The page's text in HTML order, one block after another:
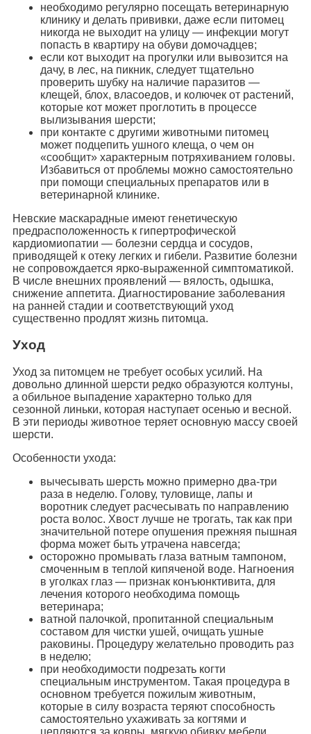
необходимо регулярно посещать ветеринарную
клинику и делать прививки, даже если питомец
никогда не выходит на улицу — инфекции могут
попасть в квартиру на обуви домочадцев;
если кот выходит на прогулки или вывозится на
дачу, в лес, на пикник, следует тщательно
проверить шубку на наличие паразитов —
клещей, блох, власоедов, и колючек от растений,
которые кот может проглотить в процессе
вылизывания шерсти;
при контакте с другими животными питомец
может подцепить ушного клеща, о чем он
«сообщит» характерным потряхиванием головы.
Избавиться от проблемы можно самостоятельно
при помощи специальных препаратов или в
ветеринарной клинике.
Невские маскарадные имеют генетическую
предрасположенность к гипертрофической
кардиомиопатии — болезни сердца и сосудов,
приводящей к отеку легких и гибели. Развитие болезни
не сопровождается ярко-выраженной симптоматикой.
В числе внешних проявлений — вялость, одышка,
снижение аппетита. Диагностирование заболевания
на ранней стадии и соответствующий уход
существенно продлят жизнь питомца.
Уход
Уход за питомцем не требует особых усилий. На
довольно длинной шерсти редко образуются колтуны,
а обильное выпадение характерно только для
сезонной линьки, которая наступает осенью и весной.
В эти периоды животное теряет основную массу своей
шерсти.
Особенности ухода:
вычесывать шерсть можно примерно два-три
раза в неделю. Голову, туловище, лапы и
воротник следует расчесывать по направлению
роста волос. Хвост лучше не трогать, так как при
значительной потере опушения прежняя пышная
форма может быть утрачена навсегда;
осторожно промывать глаза ватным тампоном,
смоченным в теплой кипяченой воде. Нагноения
в уголках глаз — признак конъюнктивита, для
лечения которого необходима помощь
ветеринара;
ватной палочкой, пропитанной специальным
составом для чистки ушей, очищать ушные
раковины. Процедуру желательно проводить раз
в неделю;
при необходимости подрезать когти
специальным инструментом. Такая процедура в
основном требуется пожилым животным,
которые в силу возраста теряют способность
самостоятельно ухаживать за когтями и